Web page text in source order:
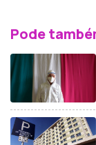
Pode